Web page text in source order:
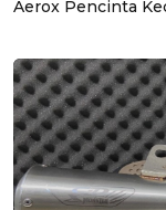
Aerox Pencinta